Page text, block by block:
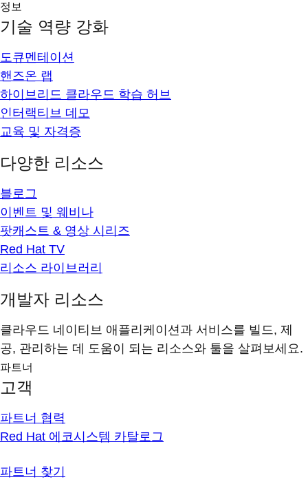
정보
기술 역량 강화
도큐멘테이션
핸즈온 랩
하이브리드 클라우드 학습 허브
인터랙티브 데모
교육 및 자격증
다양한 리소스
블로그
이벤트 및 웨비나
팟캐스트 & 영상 시리즈
Red Hat TV
리소스 라이브러리
개발자 리소스
클라우드 네이티브 애플리케이션과 서비스를 빌드, 제
공, 관리하는 데 도움이 되는 리소스와 툴을 살펴보세요.
파트너
고객
파트너 협력
Red Hat 에코시스템 카탈로그
파트너 찾기